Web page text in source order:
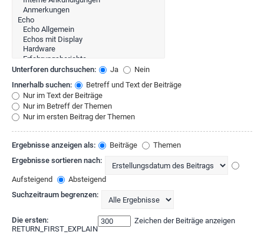
Unterforen durchsuchen: Ja
Nein
Innerhalb suchen:
Betreff und Text der Beiträge
Nur im Text der Beiträge
Nur im Betreff der Themen
Nur im ersten Beitrag der Themen
Ergebnisse anzeigen als: Beiträge
Themen
Ergebnisse sortieren nach:
Aufsteigend
Absteigend
Suchzeitraum begrenzen:
Die ersten:
RETURN_FIRST_EXPLAIN
Zeichen der Beiträge anzeigen